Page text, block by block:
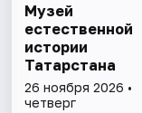
Музей
естественной
истории
Татарстана
26 ноября 2026 •
четверг